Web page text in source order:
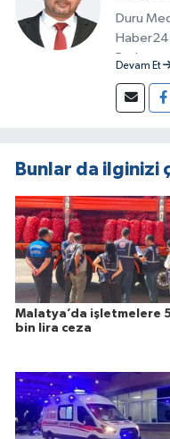
Duru
Radyo ve
Devam Et
Bunlar da ilginizi
Malatya’da işletmelere
bin lira ceza